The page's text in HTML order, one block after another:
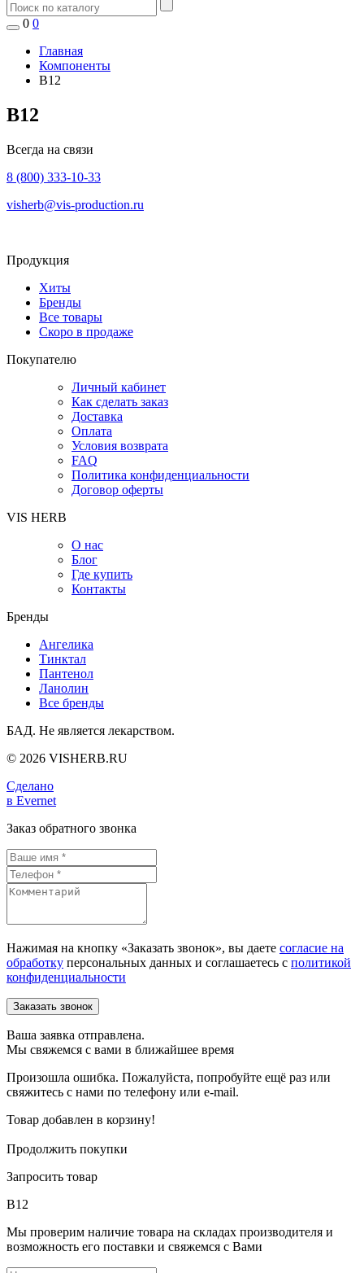
0 0
Главная
Компоненты
В12
В12
Всегда на связи
8 (800) 333-10-33
visherb@vis-production.ru
Продукция
Хиты
Бренды
Все товары
Скоро в продаже
Покупателю
Личный кабинет
Как сделать заказ
Доставка
Оплата
Условия возврата
FAQ
Политика конфиденциальности
Договор оферты
VIS HERB
О нас
Блог
Где купить
Контакты
Бренды
Ангелика
Тинктал
Пантенол
Ланолин
Все бренды
БАД. Не является лекарством.
© 2026 VISHERB.RU
Сделано
в Evernet
Заказ обратного звонка
Нажимая на кнопку «Заказать звонок», вы даете согласие на
обработку персональных данных и соглашаетесь c политикой
конфиденциальности
Ваша заявка отправлена.
Мы свяжемся с вами в ближайшее время
Произошла ошибка. Пожалуйста, попробуйте ещё раз или
свяжитесь с нами по телефону или e-mail.
Товар добавлен в корзину!
Продолжить покупки
Запросить товар
В12
Мы проверим наличие товара на складах производителя и
возможность его поставки и свяжемся с Вами